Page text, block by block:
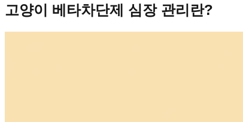
고양이 베타차단제 심장 관리란?